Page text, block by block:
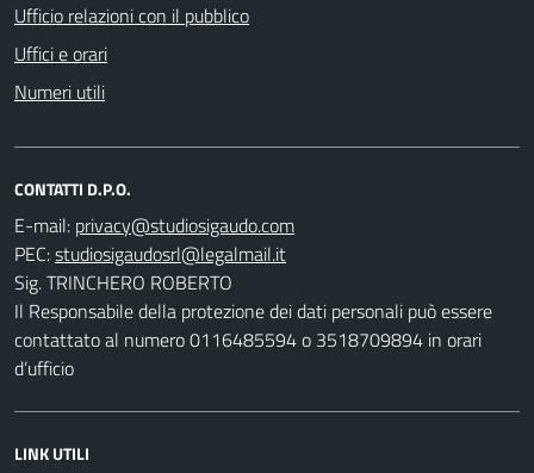
Ufficio relazioni con il pubblico
Uffici e orari
Numeri utili
CONTATTI D.P.O.
E-mail:
PEC:
Sig. TRINCHERO ROBERTO
Il Responsabile della protezione dei dati personali può essere
contattato al numero 0116485594 o 3518709894 in orari
d’ufficio
LINK UTILI